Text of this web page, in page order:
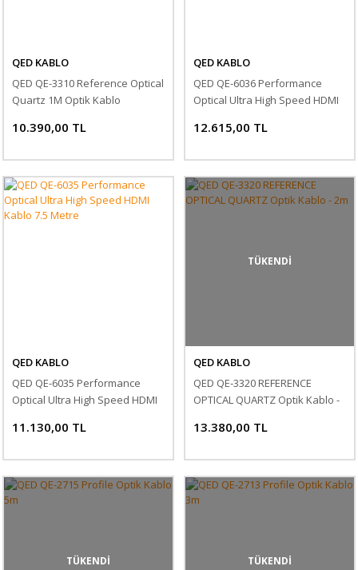
QED KABLO
QED QE-3310 Reference Optical
Quartz 1M Optik Kablo
10.390,00 TL
QED KABLO
QED QE-6036 Performance
Optical Ultra High Speed HDMI
12.615,00 TL
QED KABLO
QED QE-6035 Performance
Optical Ultra High Speed HDMI
11.130,00 TL
TÜKENDİ
QED KABLO
QED QE-3320 REFERENCE
OPTICAL QUARTZ Optik Kablo -
13.380,00 TL
TÜKENDİ TÜKENDİ